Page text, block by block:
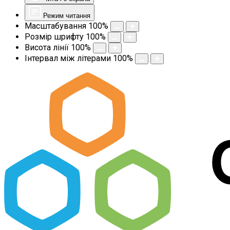
Режим читання
Масштабування 100%
Розмір шрифту 100%
Висота лінії 100%
Інтервал між літерами 100%